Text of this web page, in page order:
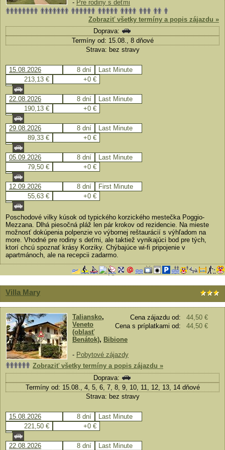
- Pre rodiny s deťmi
Zobraziť všetky termíny a popis zájazdu »
Doprava:
Termíny od: 15.08., 8 dňové
Strava: bez stravy
15.08.2026 8 dní
Last Minute
213,13 €
+0 €
22.08.2026 8 dní
Last Minute
190,13 €
+0 €
29.08.2026 8 dní
Last Minute
89,33 €
+0 €
05.09.2026 8 dní
Last Minute
79,50 €
+0 €
12.09.2026 8 dní
First Minute
55,63 €
+0 €
Poschodové vilky kúsok od typického korzického mestečka Poggio-
Mezzana. Dlhá piesočná pláž len pár krokov od rezidencie. Na mieste
možnosť dokúpenia polpenzie vo výbornej reštaurácií s výhľadom na
more. Vhodné pre rodiny s deťmi, ale taktiež vynikajúci bod pre tých,
ktorí chcú spoznať krásy Korziky. Chýbajúce wi-fi pripojenie v
apartmánoch, ale na recepcii zadarmo.
Villa Mary
Cena zájazdu od:
44,50 €
Cena s príplatkami od:
44,50 €
Taliansko,
Veneto
(oblasť
Benátok), Bibione
- Pobytové zájazdy
Zobraziť všetky termíny a popis zájazdu »
Doprava:
Termíny od: 15.08., 4, 5, 6, 7, 8, 9, 10, 11, 12, 13, 14 dňové
Strava: bez stravy
15.08.2026 8 dní
Last Minute
221,50 €
+0 €
22.08.2026 8 dní
Last Minute